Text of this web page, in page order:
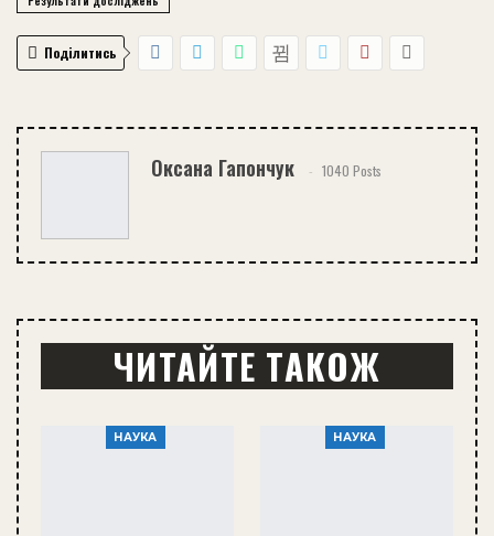
Поділитись
Оксана Гапончук 1040 Posts
ЧИТАЙТЕ ТАКОЖ
НАУКА НАУКА